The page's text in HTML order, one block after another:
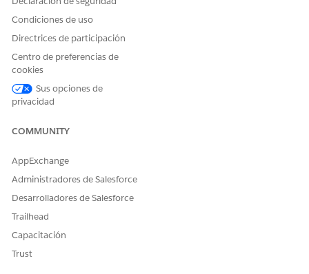
Active Gestor de subvenciones (Grantmaking) en su
organización de Salesforce, proporcione a sus usuarios
acceso a las características del mismo y configure
características adicionales como su sitio de Experience
Cloud, Planes de acción y automatización.
¿RESOLVIÓ ESTE ARTÍCULO SU PROBLEMA?
Condiciones de uso
Directrices de participación
Centro de preferencias de
cookies
Sus opciones de
privacidad
COMMUNITY
AppExchange
Administradores de Salesforce
Desarrolladores de Salesforce
Trailhead
Capacitación
Trust